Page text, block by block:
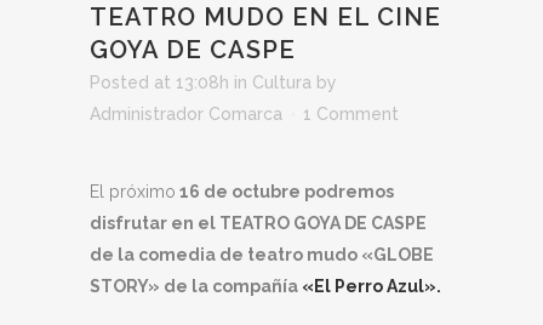
TEATRO MUDO EN EL CINE
GOYA DE CASPE
Posted at 13:08h in Cultura by
Administrador Comarca
1 Comment
El próximo 16 de octubre podremos
disfrutar en el TEATRO GOYA DE CASPE
de la comedia de teatro mudo «GLOBE
STORY» de la compañía «El Perro Azul».